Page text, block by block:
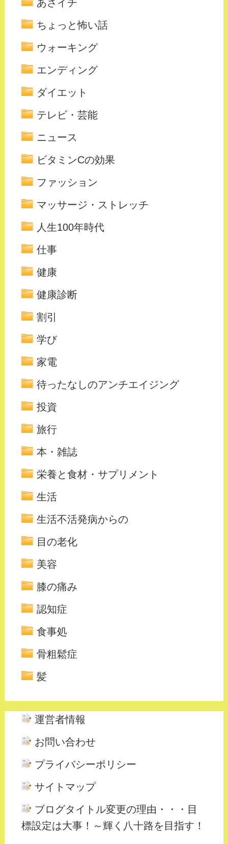
あさイチ
ちょっと怖い話
ウォーキング
エンディング
ダイエット
テレビ・芸能
ニュース
ビタミンCの効果
ファッション
マッサージ・ストレッチ
人生100年時代
仕事
健康
健康診断
割引
学び
家電
待ったなしのアンチエイジング
投資
旅行
本・雑誌
栄養と食材・サプリメント
生活
生活不活発病からの
目の老化
美容
膝の痛み
認知症
食事処
骨粗鬆症
髪
運営者情報
お問い合わせ
プライバシーポリシー
サイトマップ
ブログタイトル変更の理由・・・目
標設定は大事！～輝く八十路を目指す！